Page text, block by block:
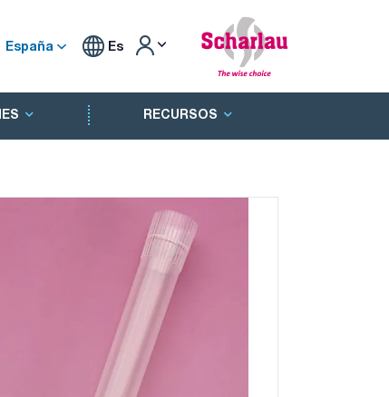
España Es
RECURSOS